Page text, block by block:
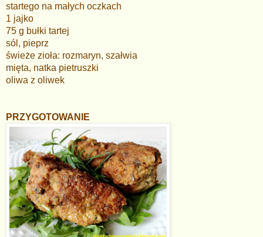
startego na małych oczkach
1 jajko
75 g bułki tartej
sól, pieprz
świeże zioła: rozmaryn, szałwia
mięta, natka pietruszki
oliwa z oliwek
PRZYGOTOWANIE